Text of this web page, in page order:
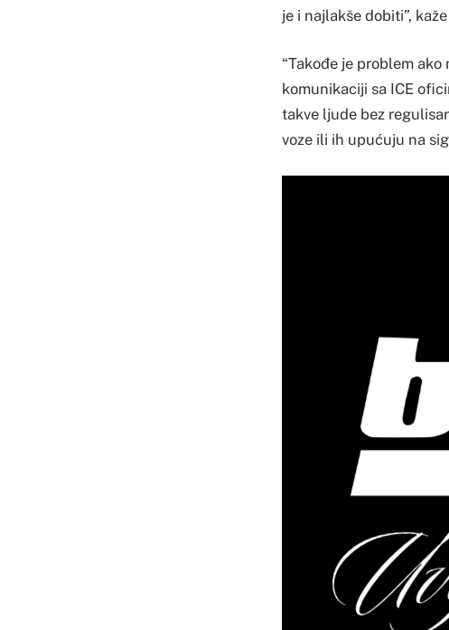
je i najlakše dobiti”,
“Takođe je problem
komunikaciji sa ICE
takve ljude bez
voze ili ih upućuju na